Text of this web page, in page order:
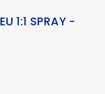
1:1 SPRAY -